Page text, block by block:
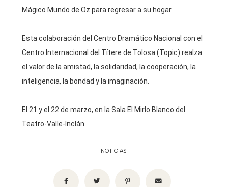
Mágico Mundo de Oz para regresar a su hogar.
Esta colaboración del Centro Dramático Nacional con el
Centro Internacional del Títere de Tolosa (Topic) realza
el valor de la amistad, la solidaridad, la cooperación, la
inteligencia, la bondad y la imaginación.
El 21 y el 22 de marzo, en la Sala El Mirlo Blanco del
Teatro-Valle-Inclán
NOTICIAS